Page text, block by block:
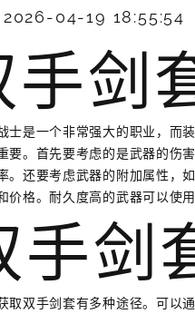
2026-04-19 18:55:54
手剑
士是一个非常强大的职业，而
要。首先要考虑的是武器的伤
。还要考虑武器的附加属性，
价格。耐久度高的武器可以使
手剑
取双手剑套有多种途径。可以